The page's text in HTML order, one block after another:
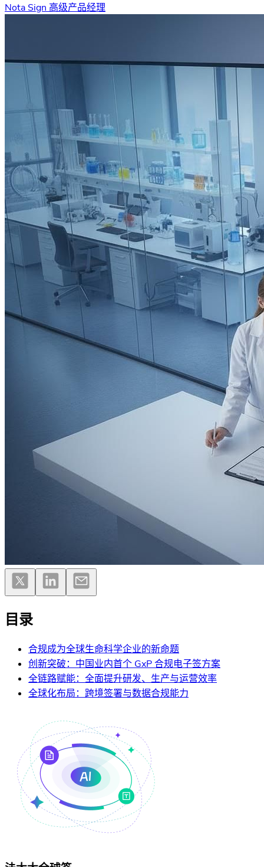
Nota Sign 高级产品经理
目录
合规成为全球生命科学企业的新命题
创新突破：中国业内首个 GxP 合规电子签方案
全链路赋能：全面提升研发、生产与运营效率
全球化布局：跨境签署与数据合规能力